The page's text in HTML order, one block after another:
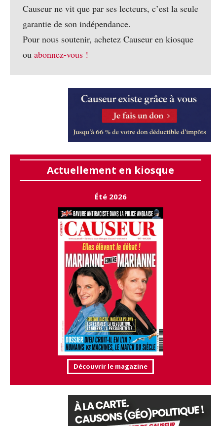
Causeur ne vit que par ses lecteurs, c’est la seule
garantie de son indépendance.
Pour nous soutenir, achetez Causeur en kiosque
ou abonnez-vous !
Actuellement en kiosque
Été 2026
Découvrir le magazine